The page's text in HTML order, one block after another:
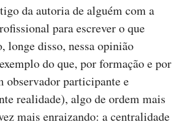
da autoria de alguém com a
para escrever o que
longe disso, nessa opinião
do que, por formação e por
observador participante e
realidade), algo de ordem mais
mais enraizando: a centralidade